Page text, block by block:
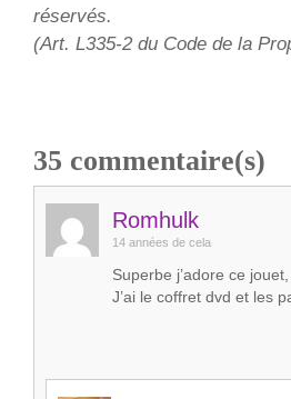
réservés.
(Art. L335-2 du Code de la
35 commentaire(s)
Romhulk
14 années de cela
Superbe j’adore ce
J’ai le coffret dvd et les